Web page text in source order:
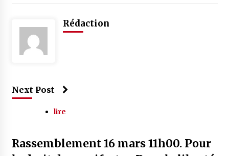
Rédaction
Next Post
lire
Rassemblement 16 mars 11h00. Pour